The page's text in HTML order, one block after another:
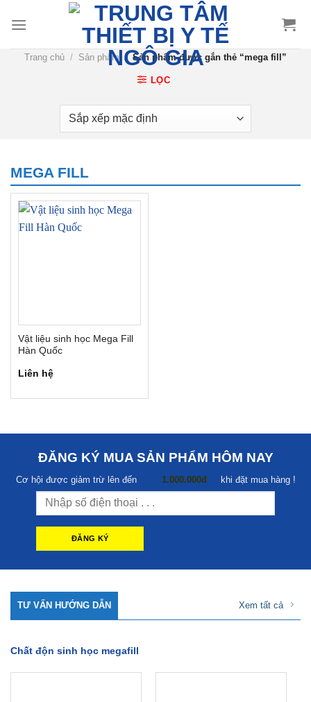
đến
Trang chủ / Sản phẩm / Sản phẩm được gắn thẻ “mega fill”
LỌC
MEGA FILL
Vật liệu sinh học Mega Fill
Hàn Quốc
Liên hệ
ĐĂNG KÝ MUA SẢN PHẨM HÔM NAY
Cơ hội được giảm trừ lên đến 1.000.000đ khi đặt mua hàng !
TƯ VẤN HƯỚNG DẪN Xem tất cả
Chất độn sinh học megafill